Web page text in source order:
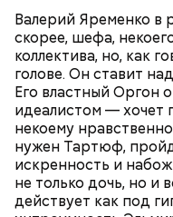
Валерий Яременко в
скорее, шефа,
коллектива, но, как
голове. Он ставит
Его властный Оргон
идеалистом — хочет
некоему
нужен Тартюф,
искренность и
не только дочь, но и
действует как под
— В дыне
представлен